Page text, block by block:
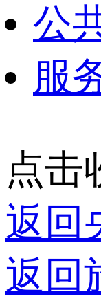
公
服
点击
返回
返回